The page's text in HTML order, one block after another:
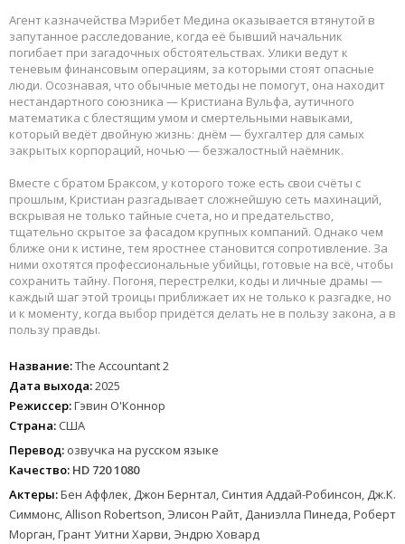
Агент казначейства Мэрибет Медина оказывается втянутой в
запутанное расследование, когда её бывший начальник
погибает при загадочных обстоятельствах. Улики ведут к
теневым финансовым операциям, за которыми стоят опасные
люди. Осознавая, что обычные методы не помогут, она находит
нестандартного союзника — Кристиана Вульфа, аутичного
математика с блестящим умом и смертельными навыками,
который ведёт двойную жизнь: днём — бухгалтер для самых
закрытых корпораций, ночью — безжалостный наёмник.
Вместе с братом Браксом, у которого тоже есть свои счёты с
прошлым, Кристиан разгадывает сложнейшую сеть махинаций,
вскрывая не только тайные счета, но и предательство,
тщательно скрытое за фасадом крупных компаний. Однако чем
ближе они к истине, тем яростнее становится сопротивление. За
ними охотятся профессиональные убийцы, готовые на всё, чтобы
сохранить тайну. Погоня, перестрелки, коды и личные драмы —
каждый шаг этой троицы приближает их не только к разгадке, но
и к моменту, когда выбор придётся делать не в пользу закона, а в
пользу правды.
Название:The Accountant 2
Дата выхода:2025
Режиссер:Гэвин О'Коннор
Страна: США
Перевод: озвучка на русском языке
Качество: HD 720 1080
Актеры:Бен Аффлек, Джон Бернтал, Синтия Аддай-Робинсон, Дж.К.
Симмонс, Allison Robertson, Элисон Райт, Даниэлла Пинеда, Роберт
Морган, Грант Уитни Харви, Эндрю Ховард